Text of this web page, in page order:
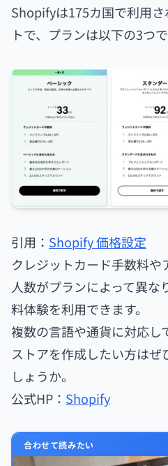
Shopifyは175カ国で利用
トで、プランは以下の3つで
引用： Shopify 価格設定
クレジットカード手数料
人数がプランによって異な
料体験を利用できます。
複数の言語や通貨に対応し
ストアを作成したい方は
しょうか。
公式HP： Shopify
合わせて読みたい